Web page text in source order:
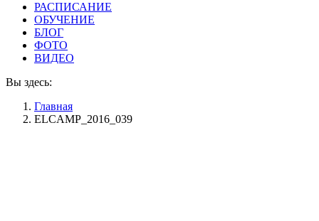
РАСПИСАНИЕ
ОБУЧЕНИЕ
БЛОГ
ФОТО
ВИДЕО
Вы здесь:
Главная
ELCAMP_2016_039